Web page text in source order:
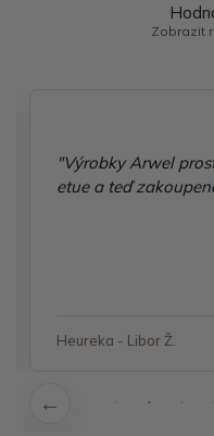
Zobrazit
"Výrobky Arwel
etue a teď
Heureka - Libor Ž.